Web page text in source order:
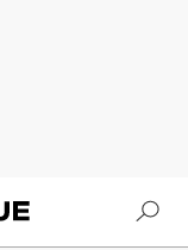
Soundvenue